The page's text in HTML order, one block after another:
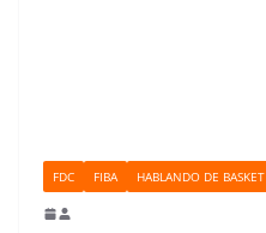
FDC FIBA HABLANDO DE BASKET